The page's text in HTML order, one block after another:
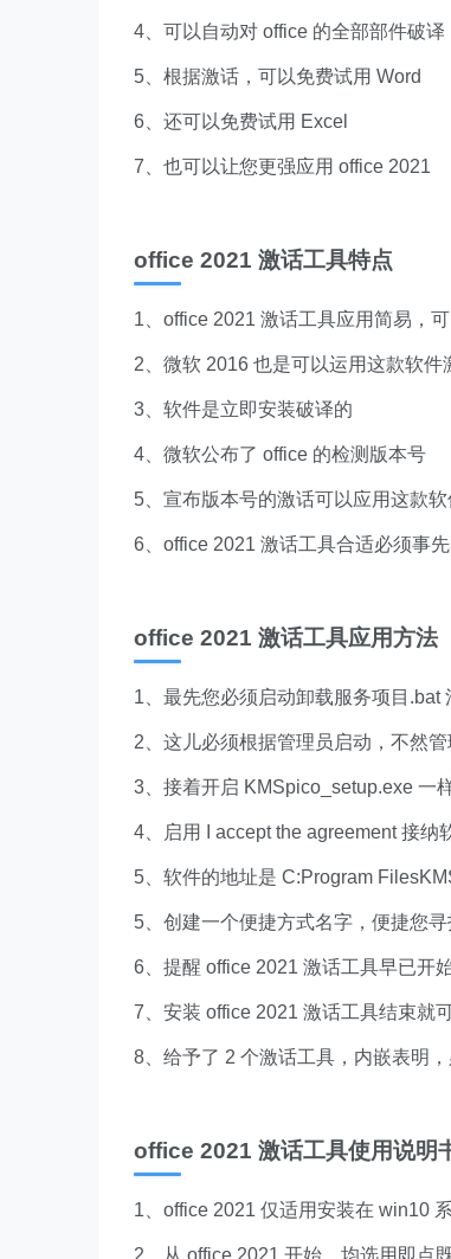
4、可以自动对 office 的全部部件破译
5、根据激话，可以免费试用 Word
6、还可以免费试用 Excel
7、也可以让您更强应用 office 2021
office 2021 激话工具特点
1、office 2021 激话工具应用简易，
2、微软 2016 也是可以运用这款软件
3、软件是立即安装破译的
4、微软公布了 office 的检测版本号
5、宣布版本号的激话可以应用这款软
6、office 2021 激话工具合适必须事
office 2021 激话工具应用方法
1、最先您必须启动卸载服务项目.bat
2、这儿必须根据管理员启动，不然
3、接着开启 KMSpico_setup.exe 一
4、启用 I accept the agreement 接纳
5、软件的地址是 C:Program
5、创建一个便捷方式名字，便捷您
6、提醒 office 2021 激话工具早已开
7、安装 office 2021 激话工具结束就
8、给予了 2 个激话工具，内嵌表明
office 2021 激话工具使用说明
1、office 2021 仅适用安装在 win10
2、从 office 2021 开始，均选用即点